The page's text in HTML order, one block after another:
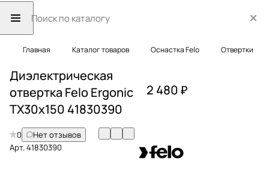
Главная Каталог товаров Оснастка Felo Отвертки
Диэлектрическая
отвертка Felo Ergonic
TX30x150 41830390
0
Нет отзывов
Арт.41830390
2 480 ₽